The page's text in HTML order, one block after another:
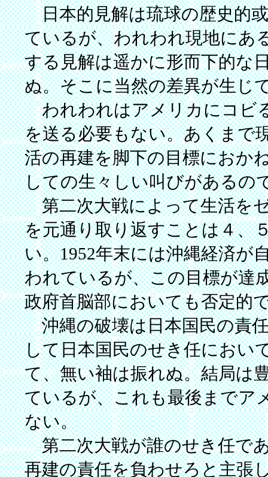
日本的見解は琉球の歴史的
ているが、われわれ現地にあ
する見解は遥かに形而下的な
ぬ。そこに当然の差異が生じ
われわれはアメリカにコビ
を送る必要もない。あくまで
活の再建を脚下の目標におか
しての生々しい叫びがあるの
第二次大戦によって生活を
を元通り取り返すことは４、
い。1952年末には沖縄経済が
われているが、この目標が達
政府首脳部においても否定的
沖縄の破壊は日本国民の責
して日本国民のせき任におい
て、無い袖は振れぬ。結局は
ているが、これも最後までア
ない。
第二次大戦が誰のせき任で
再建の責任を負わせろと主張